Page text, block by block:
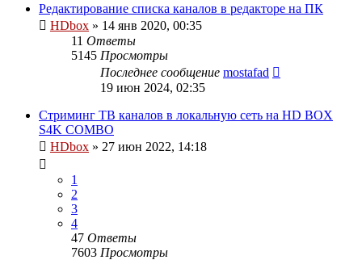
Редактирование списка каналов в редакторе на ПК
HDbox » 14 янв 2020, 00:35
11 Ответы
5145 Просмотры
Последнее сообщение mostafad
19 июн 2024, 02:35
Стриминг ТВ каналов в локальную сеть на HD BOX
S4K COMBO
HDbox » 27 июн 2022, 14:18
1
2
3
4
47 Ответы
7603 Просмотры